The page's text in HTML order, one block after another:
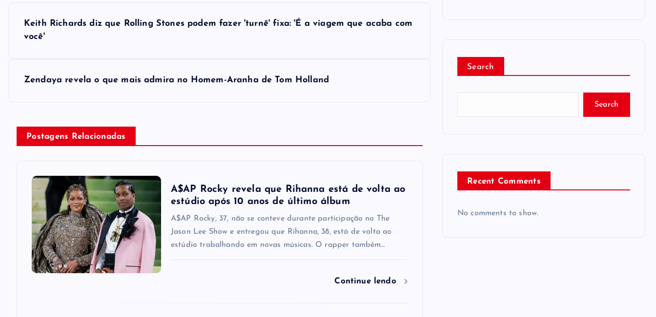
n
a
Keith Richards diz que Rolling Stones podem fazer 'turnê' fixa: 'É a viagem que acaba com
você'
Zendaya revela o que mais admira no Homem-Aranha de Tom Holland
Postagens Relacionadas
A$AP Rocky revela que Rihanna está de volta ao
estúdio após 10 anos de último álbum
A$AP Rocky, 37, não se conteve durante participação no The
Jason Lee Show e entregou que Rihanna, 38, está de volta ao
estúdio trabalhando em novas músicas. O rapper também…
Continue lendo
Search
Search
Recent Comments
No comments to show.